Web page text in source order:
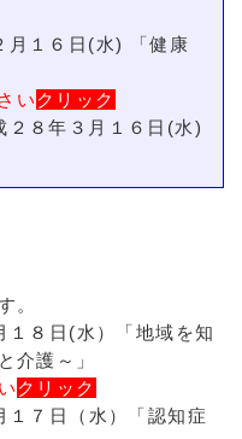
月１６日(水) 「健康
いクリック
２８年３月１６日(水)
。
８日(水）「地域を知
介護～」
クリック
７日（水）「認知症